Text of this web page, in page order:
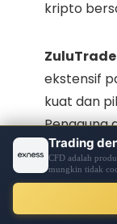
kripto
ZuluTrade
ekstensif
kuat dan
Pengguna
pedagang
Platform
berbagai